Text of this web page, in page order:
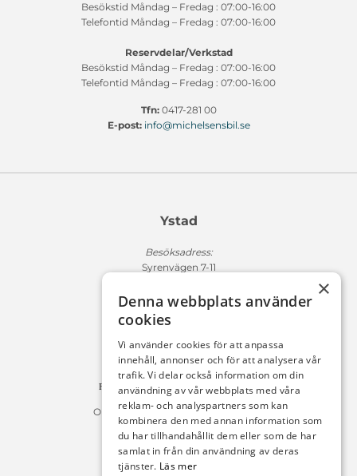
Besökstid Måndag – Fredag : 07:00-16:00
Telefontid Måndag – Fredag : 07:00-16:00
Reservdelar/Verkstad
Besökstid Måndag – Fredag : 07:00-16:00
Telefontid Måndag – Fredag : 07:00-16:00
Tfn:0417-281 00
E-post: info@michelsensbil.se
Ystad
Besöksadress:
Syrenvägen 7-11
Fakturaadress:
Michelsens Bil AB /ePP
10654 Stockholm
Fakturan måste innehålla referensnummer!
Organisationsnummer 556225-9142
Öppettider:
Bilförsäljning
×
Denna webbplats använder
cookies
Vi använder cookies för att anpassa
innehåll, annonser och för att analysera vår
trafik. Vi delar också information om din
användning av vår webbplats med våra
reklam- och analyspartners som kan
kombinera den med annan information som
du har tillhandahållit dem eller som de har
samlat in från din användning av deras
tjänster. Läs mer